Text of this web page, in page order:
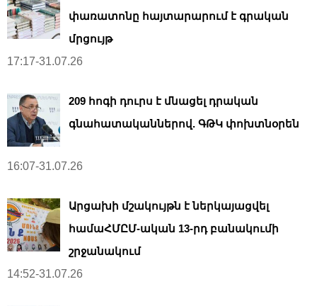
փառատոնը հայտարարում է գրական
մրցույթ
17:17-31.07.26
209 հոգի դուրս է մնացել դրական
գնահատականներով. ԳԹԿ փոխտնօրեն
16:07-31.07.26
Արցախի մշակույթն է ներկայացվել
համաՀՄԸՄ-ական 13-րդ բանակումի
շրջանակում
14:52-31.07.26